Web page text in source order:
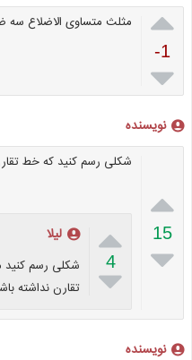

-1

مثلث متساوی الاضلاع سه
نویسنده

15

شکلی رسم کنید که خط

4

لیلا
شکلی رسم کنید
تقارن نداشته
نویسنده